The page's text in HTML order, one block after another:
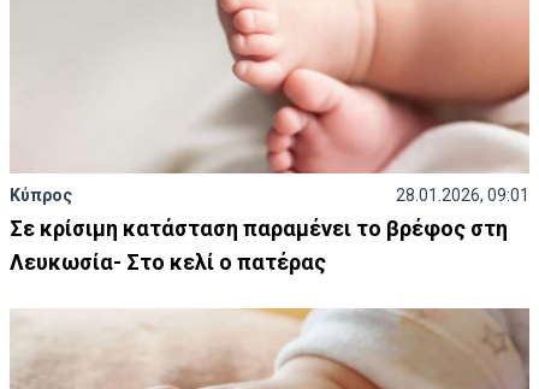
Κύπρος 28.01.2026, 09:01
Σε κρίσιμη κατάσταση παραμένει το βρέφος στη
Λευκωσία- Στο κελί ο πατέρας